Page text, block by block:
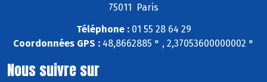
75011 Paris
Téléphone :01 55 28 64 29
Coordonnées GPS : 48,8662885 ° , 2,37053600000002 °
Nous suivre sur